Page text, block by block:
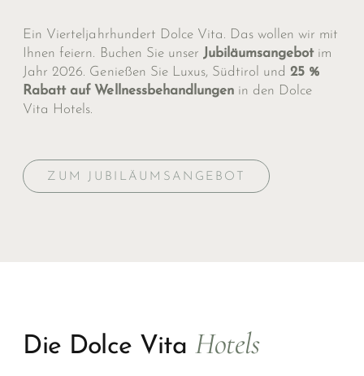
Ein Vierteljahrhundert Dolce Vita. Das wollen wir mit
Ihnen feiern. Buchen Sie unser Jubiläumsangebot im
Jahr 2026. Genießen Sie Luxus, Südtirol und25 %
Rabatt auf Wellnessbehandlungenin den Dolce
Vita Hotels.
ZUM JUBILÄUMSANGEBOT
Die Dolce Vita Hotels